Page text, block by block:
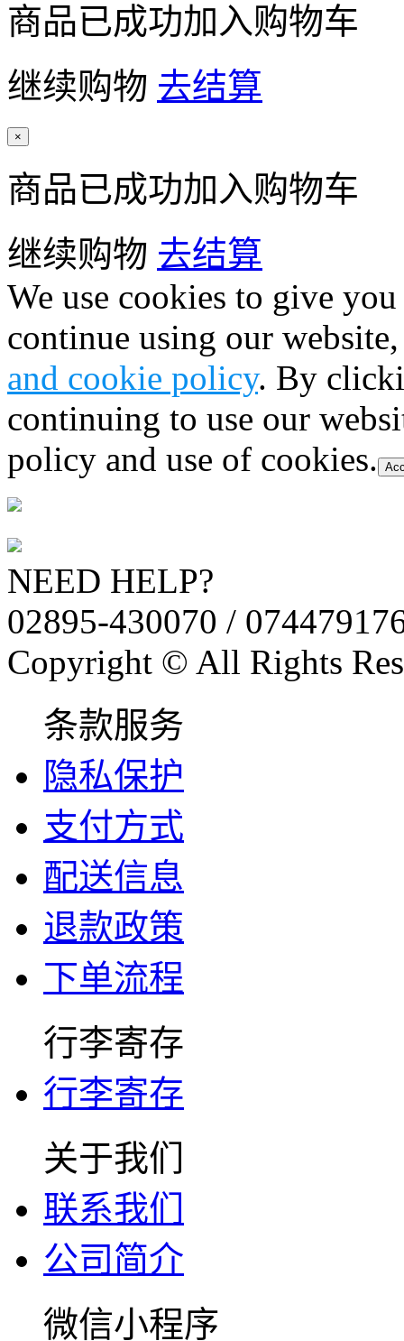
商品已成功加入购物车
继续购物 去结算
×
商品已成功加入购物车
继续购物 去结算
We use cookies to give
continue using our
and cookie policy. By
continuing to use our
policy and use of cookies.
NEED HELP?
02895-430070 /
Copyright © All Rights
条款服务
隐私保护
支付方式
配送信息
退款政策
下单流程
行李寄存
行李寄存
关于我们
联系我们
公司简介
微信小程序